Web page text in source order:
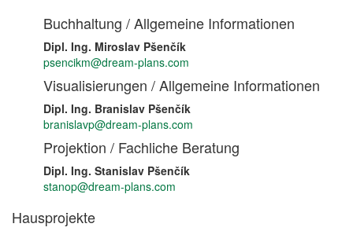
Buchhaltung / Allgemeine Informationen
Dipl. Ing. Miroslav Pšenčík
psencikm@dream-plans.com
Visualisierungen / Allgemeine Informationen
Dipl. Ing. Branislav Pšenčík
branislavp@dream-plans.com
Projektion / Fachliche Beratung
Dipl. Ing. Stanislav Pšenčík
stanop@dream-plans.com
Hausprojekte